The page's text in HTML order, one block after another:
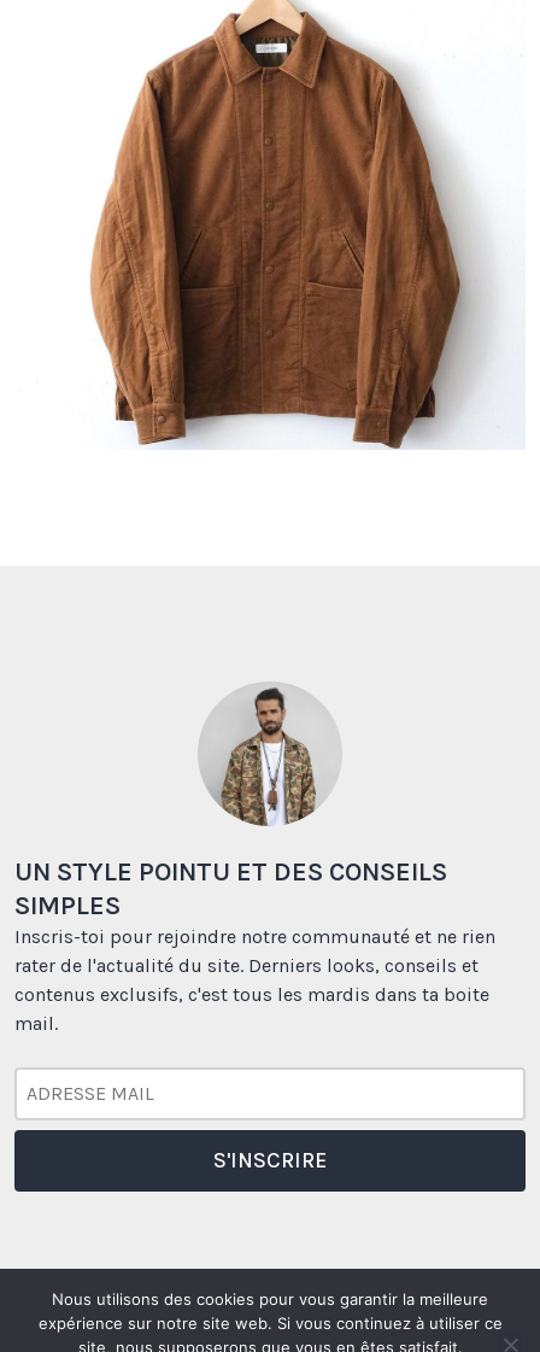
UN STYLE POINTU ET DES CONSEILS
SIMPLES
Inscris-toi pour rejoindre notre communauté et ne rien
rater de l'actualité du site. Derniers looks, conseils et
contenus exclusifs, c'est tous les mardis dans ta boite
mail.
Nous utilisons des cookies pour vous garantir la meilleure
expérience sur notre site web. Si vous continuez à utiliser ce
site, nous supposerons que vous en êtes satisfait.